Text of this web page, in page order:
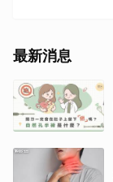
最新消息